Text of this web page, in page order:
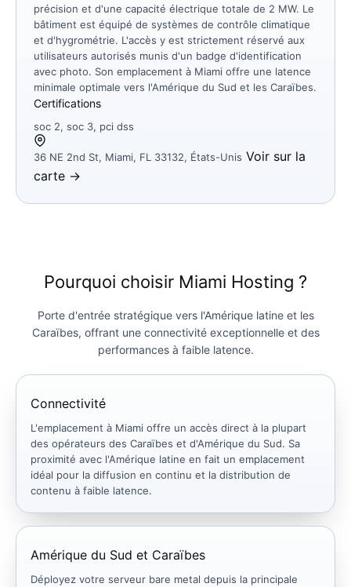
précision et d'une capacité électrique totale de 2 MW. Le
bâtiment est équipé de systèmes de contrôle climatique
et d'hygrométrie. L'accès y est strictement réservé aux
utilisateurs autorisés munis d'un badge d'identification
avec photo. Son emplacement à Miami offre une latence
minimale optimale vers l'Amérique du Sud et les Caraïbes.
Certifications
soc 2, soc 3, pci dss
36 NE 2nd St, Miami, FL 33132, États-Unis Voir sur la
carte →
Pourquoi choisir Miami Hosting ?
Porte d'entrée stratégique vers l'Amérique latine et les
Caraïbes, offrant une connectivité exceptionnelle et des
performances à faible latence.
Connectivité
L'emplacement à Miami offre un accès direct à la plupart
des opérateurs des Caraïbes et d'Amérique du Sud. Sa
proximité avec l'Amérique latine en fait un emplacement
idéal pour la diffusion en continu et la distribution de
contenu à faible latence.
Amérique du Sud et Caraïbes
Déployez votre serveur bare metal depuis la principale